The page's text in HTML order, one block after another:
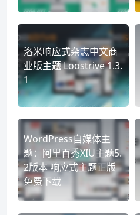
洛米响应式杂志中文商
业版主题 Loostrive 1.3.
1
WordPress自媒体主
题：阿里百秀XIU主题5.
2版本 响应式主题正版
免费下载